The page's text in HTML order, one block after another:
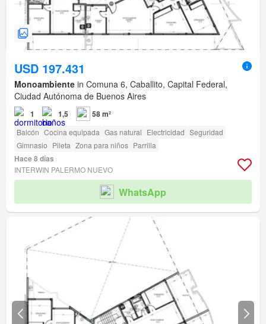
USD 197.431
Monoambiente in Comuna 6, Caballito, Capital Federal,
Ciudad Autónoma de Buenos Aires
1 1,5 58 m²
Balcón Cocina equipada Gas natural Electricidad Seguridad
Gimnasio Pileta Zona para niños Parrilla
Hace 8 días
INTERWIN PALERMO NUEVO
WhatsApp